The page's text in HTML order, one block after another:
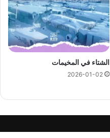
الشتاء في المخيمات
2026-01-02